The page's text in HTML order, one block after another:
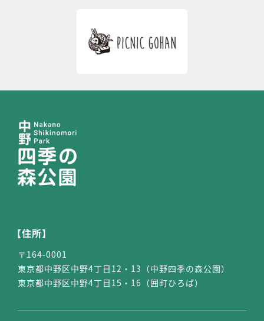
【住所】
〒164-0001
東京都中野区中野4丁目12・13（中野四季の森公園）
東京都中野区中野4丁目15・16（囲町ひろば）